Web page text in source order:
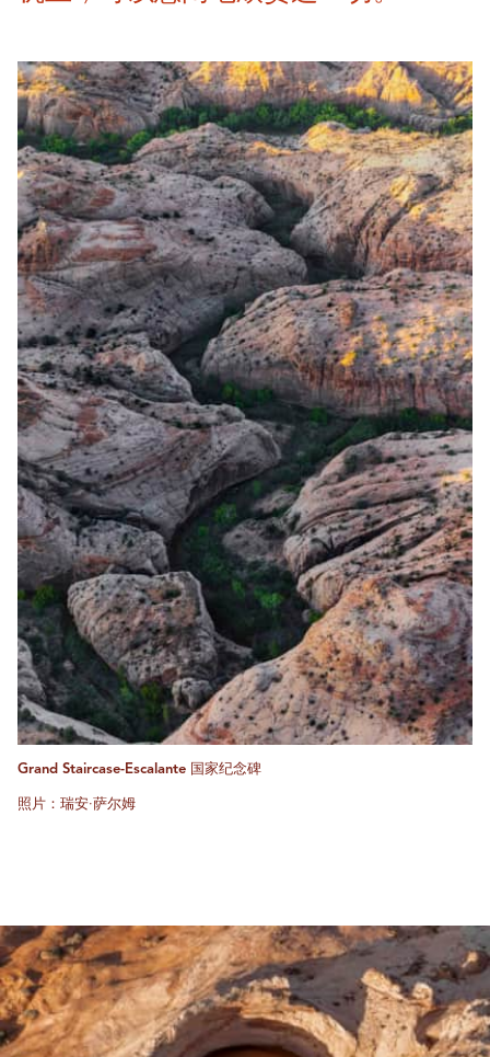
Grand Staircase-Escalante 国家纪念碑
照片：瑞安·萨尔姆